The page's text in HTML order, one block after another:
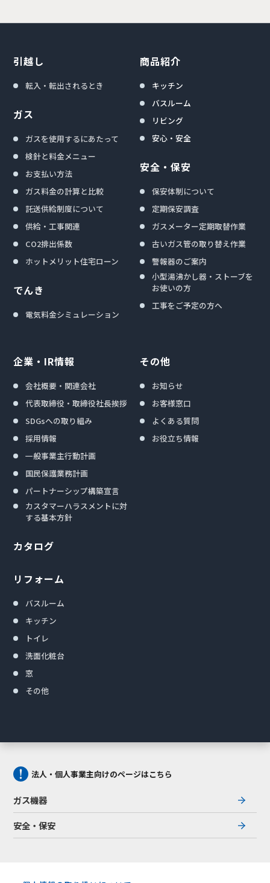
引越し
転入・転出されるとき
ガス
ガスを使用するにあたって
検針と料金メニュー
お支払い方法
ガス料金の計算と比較
託送供給制度について
供給・工事関連
CO2排出係数
ホットメリット住宅ローン
でんき
電気料金シミュレーション
商品紹介
キッチン
バスルーム
リビング
安心・安全
安全・保安
保安体制について
定期保安調査
ガスメーター定期取替作業
古いガス管の取り替え作業
警報器のご案内
小型湯沸かし器・ストーブを
お使いの方
工事をご予定の方へ
企業・IR情報
会社概要・関連会社
代表取締役・取締役社長挨拶
SDGsへの取り組み
採用情報
一般事業主行動計画
国民保護業務計画
パートナーシップ構築宣言
カスタマーハラスメントに対
する基本方針
カタログ
リフォーム
バスルーム
キッチン
トイレ
洗面化粧台
窓
その他
その他
お知らせ
お客様窓口
よくある質問
お役立ち情報
法人・個人事業主向けのページはこちら
ガス機器
安全・保安